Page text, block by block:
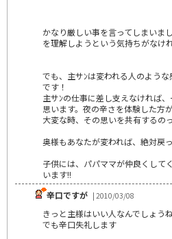
かなり厳しい事を言ってしまいま
を理解しようという気持ちがなけ
でも、主サﾝは変われる人のよう
です！
主サﾝの仕事に差し支えなければ
思います。夜の辛さを体験した方
大変な時、その思いを共有するの
奥様もあなたが変われば、絶対戻
子供には、パパママが仲良くして
います!!
辛口ですが | 2010/03/08
きっと主様はいい人なんでしょうね
でも辛口失礼します